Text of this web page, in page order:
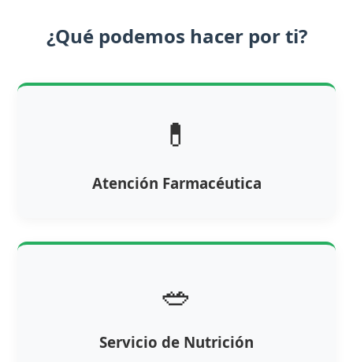
¿Qué podemos hacer por ti?
💊
Atención Farmacéutica
🥗
Servicio de Nutrición